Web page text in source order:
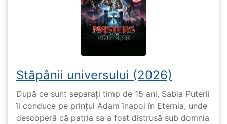
Stăpânii universului (2026)
După ce sunt separați timp de 15 ani, Sabia Puterii
îl conduce pe prințul Adam înapoi în Eternia, unde
descoperă că patria sa a fost distrusă sub domnia